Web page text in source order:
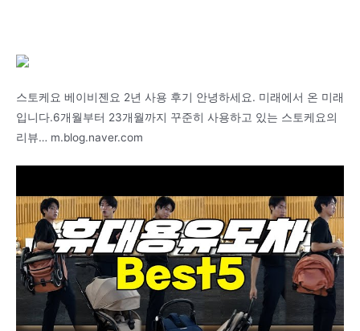
스토케요 베이비젠요 2년 사용 후기 안녕하세요. 미래에서 온 미래
입니다.6개월부터 23개월까지 꾸준히 사용하고 있는 스토케요의
리뷰… m.blog.naver.com